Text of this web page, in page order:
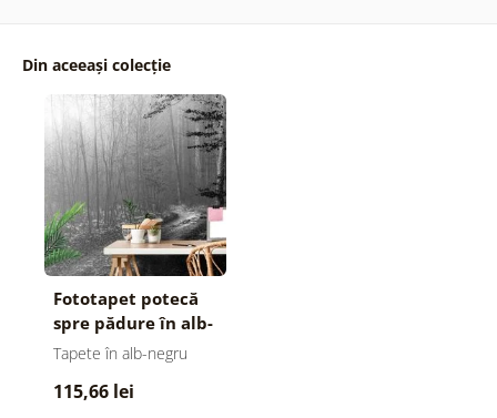
Din aceeași colecție
Fototapet potecă
spre pădure în alb-
negru
Tapete în alb-negru
115,66 lei